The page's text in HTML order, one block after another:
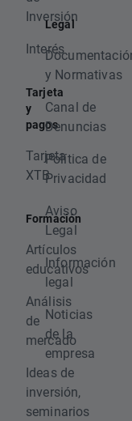
Inversión
Interés
Tarjeta
y
pagos
Tarjeta
XTB
Formación
Artículos
educativos
Análisis
de
mercado
Ideas de
inversión,
seminarios
Legal
y Normativas
Canal de
Denuncias
Política de
Privacidad
Aviso
Legal
Información
legal
Noticias
de la
empresa